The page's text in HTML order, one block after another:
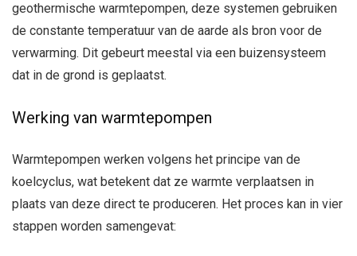
geothermische warmtepompen, deze systemen gebruiken
de constante temperatuur van de aarde als bron voor de
verwarming. Dit gebeurt meestal via een buizensysteem
dat in de grond is geplaatst.
Werking van warmtepompen
Warmtepompen werken volgens het principe van de
koelcyclus, wat betekent dat ze warmte verplaatsen in
plaats van deze direct te produceren. Het proces kan in vier
stappen worden samengevat: